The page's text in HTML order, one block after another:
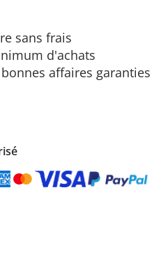
sans frais
d'achats
affaires garanties